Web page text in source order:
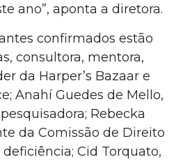
ano”, aponta a diretora.
confirmados estão
consultora, mentora,
da Harper’s Bazaar e
Anahí Guedes de Mello,
Rebecka
da Comissão de Direito
Cid Torquato,